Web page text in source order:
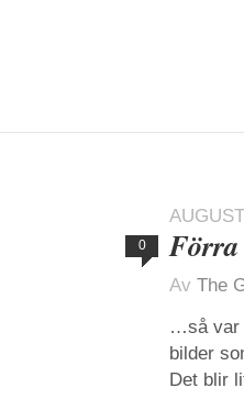
0
Av The
…så var
bilder
Det blir